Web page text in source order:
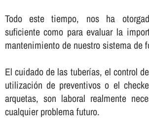
Todo este tiempo, nos ha
suficiente como para evaluar la
mantenimiento de nuestro sistema de
El cuidado de las tuberí­as, el control
utilización de preventivos o el
arquetas, son laboral realmente
cualquier problema futuro.